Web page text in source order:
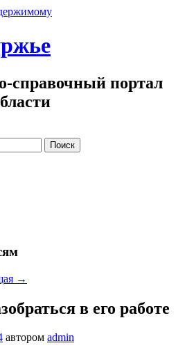
справочный портал
→
в его работе
автором admin